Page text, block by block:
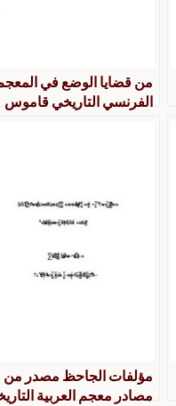
من قضايا الوضع في
الفرنسي التاريخي قاموس
مؤلفات الجاحظ مصدر من
مصادر معجم العربية